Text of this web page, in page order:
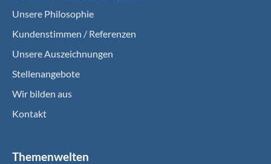
Unsere Philosophie
Kundenstimmen / Referenzen
Unsere Auszeichnungen
Stellenangebote
Wir bilden aus
Kontakt
Themenwelten